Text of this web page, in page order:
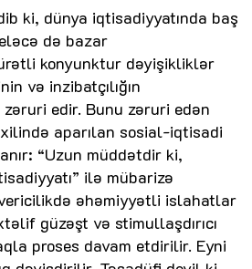
ki, dünya iqtisadiyyatında baş
də bazar
konyunktur dəyişikliklər
və inzibatçılığın
edir. Bunu zəruri edən
aparılan sosial-iqtisadi
“Uzun müddətdir ki,
ilə mübarizə
əhəmiyyətli islahatlar
güzəşt və stimullaşdırıcı
proses davam etdirilir. Eyni